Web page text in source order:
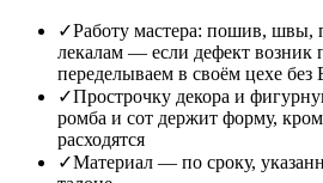
✓Работу мастера: пошив, швы,
лекалам — если дефект возник
переделываем в своём цехе
✓Прострочку декора и
ромба и сот держит форму,
расходятся
✓Материал — по сроку,